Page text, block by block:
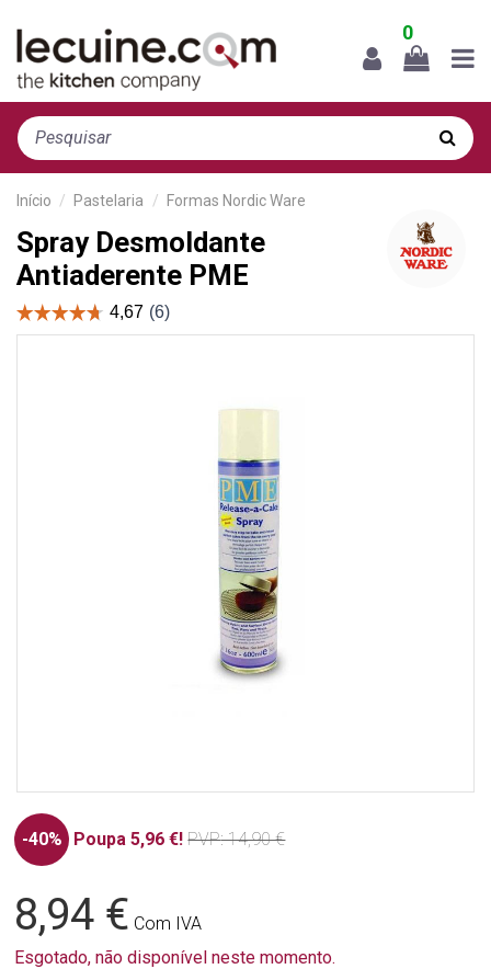
0
Início Pastelaria Formas Nordic Ware
Spray Desmoldante
Antiaderente PME
-40% Poupa 5,96 €! PVP: 14,90 €
8,94 € Com IVA
Esgotado, não disponível neste momento.